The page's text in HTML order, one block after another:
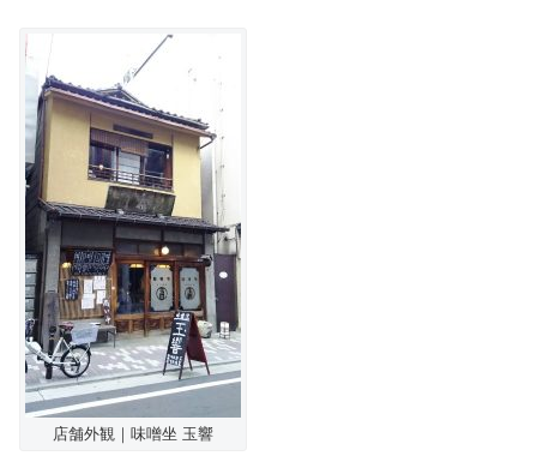
店舗外観｜味噌坐 玉響